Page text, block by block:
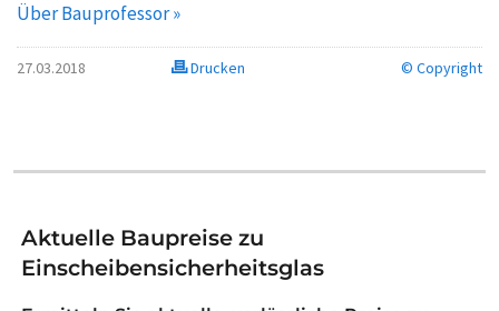
Über Bauprofessor »
27.03.2018 Drucken © Copyright
Aktuelle Baupreise zu
Einscheibensicherheitsglas